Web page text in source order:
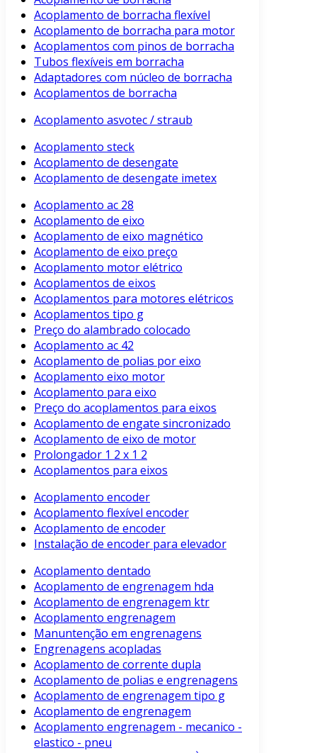
Acoplamento de borracha flexível
Acoplamento de borracha para motor
Acoplamentos com pinos de borracha
Tubos flexíveis em borracha
Adaptadores com núcleo de borracha
Acoplamentos de borracha
Acoplamento asvotec / straub
Acoplamento steck
Acoplamento de desengate
Acoplamento de desengate imetex
Acoplamento ac 28
Acoplamento de eixo
Acoplamento de eixo magnético
Acoplamento de eixo preço
Acoplamento motor elétrico
Acoplamentos de eixos
Acoplamentos para motores elétricos
Acoplamentos tipo g
Preço do alambrado colocado
Acoplamento ac 42
Acoplamento de polias por eixo
Acoplamento eixo motor
Acoplamento para eixo
Preço do acoplamentos para eixos
Acoplamento de engate sincronizado
Acoplamento de eixo de motor
Prolongador 1 2 x 1 2
Acoplamentos para eixos
Acoplamento encoder
Acoplamento flexível encoder
Acoplamento de encoder
Instalação de encoder para elevador
Acoplamento dentado
Acoplamento de engrenagem hda
Acoplamento de engrenagem ktr
Acoplamento engrenagem
Manuntenção em engrenagens
Engrenagens acopladas
Acoplamento de corrente dupla
Acoplamento de polias e engrenagens
Acoplamento de engrenagem tipo g
Acoplamento de engrenagem
Acoplamento engrenagem - mecanico -
elastico - pneu